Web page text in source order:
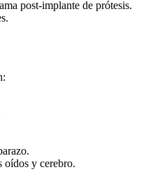
post-implante de prótesis.
oídos y cerebro.